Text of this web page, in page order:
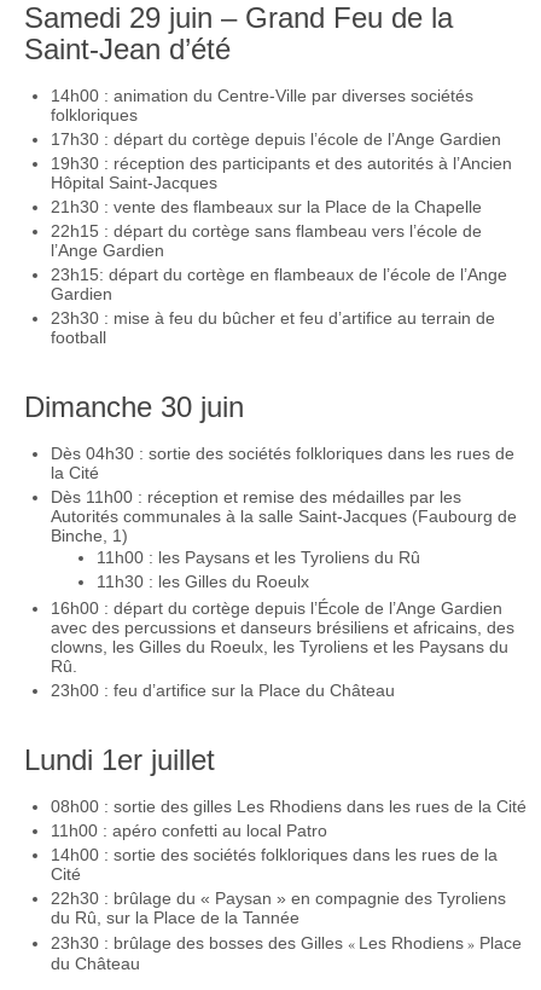
Samedi 29 juin – Grand Feu de la
Saint-Jean d’été
14h00 : animation du Centre-Ville par diverses sociétés
folkloriques
17h30 : départ du cortège depuis l’école de l’Ange Gardien
19h30 : réception des participants et des autorités à l’Ancien
Hôpital Saint-Jacques
21h30 : vente des flambeaux sur la Place de la Chapelle
22h15 : départ du cortège sans flambeau vers l’école de
l’Ange Gardien
23h15: départ du cortège en flambeaux de l’école de l’Ange
Gardien
23h30 : mise à feu du bûcher et feu d’artifice au terrain de
football
Dimanche 30 juin
Dès 04h30 : sortie des sociétés folkloriques dans les rues de
la Cité
Dès 11h00 : réception et remise des médailles par les
Autorités communales à la salle Saint-Jacques (Faubourg de
Binche, 1)
11h00 : les Paysans et les Tyroliens du Rû
11h30 : les Gilles du Roeulx
16h00 : départ du cortège depuis l’École de l’Ange Gardien
avec des percussions et danseurs brésiliens et africains, des
clowns, les Gilles du Roeulx, les Tyroliens et les Paysans du
Rû.
23h00 : feu d’artifice sur la Place du Château
Lundi 1er juillet
08h00 : sortie des gilles Les Rhodiens dans les rues de la Cité
11h00 : apéro confetti au local Patro
14h00 : sortie des sociétés folkloriques dans les rues de la
Cité
22h30 : brûlage du « Paysan » en compagnie des Tyroliens
du Rû, sur la Place de la Tannée
23h30 : brûlage des bosses des Gilles « Les Rhodiens» Place
du Château